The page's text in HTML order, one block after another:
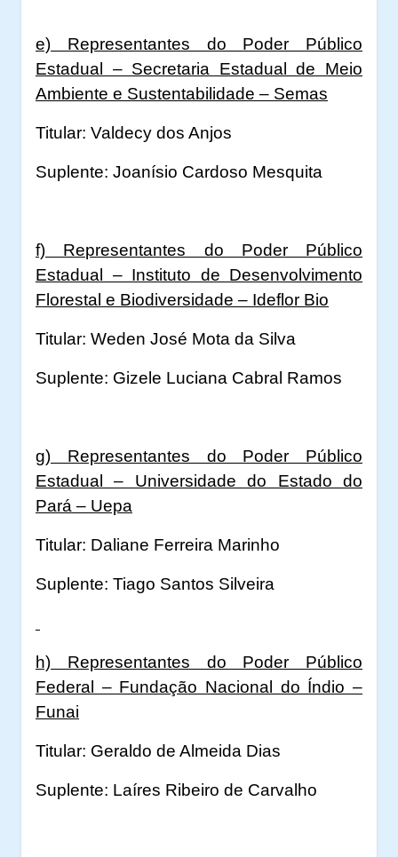
e) Representantes do Poder Público
Estadual – Secretaria Estadual de Meio
Ambiente e Sustentabilidade – Semas
Titular: Valdecy dos Anjos
Suplente: Joanísio Cardoso Mesquita
f) Representantes do Poder Público
Estadual – Instituto de Desenvolvimento
Florestal e Biodiversidade – Ideflor Bio
Titular: Weden José Mota da Silva
Suplente: Gizele Luciana Cabral Ramos
g) Representantes do Poder Público
Estadual – Universidade do Estado do
Pará – Uepa
Titular: Daliane Ferreira Marinho
Suplente: Tiago Santos Silveira
h) Representantes do Poder Público
Federal – Fundação Nacional do Índio –
Funai
Titular: Geraldo de Almeida Dias
Suplente: Laíres Ribeiro de Carvalho